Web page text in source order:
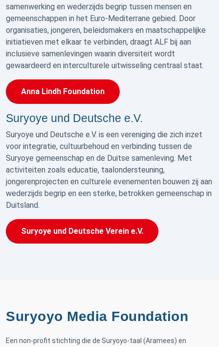
samenwerking en wederzijds begrip tussen mensen en
gemeenschappen in het Euro-Mediterrane gebied. Door
organisaties, jongeren, beleidsmakers en maatschappelijke
initiatieven met elkaar te verbinden, draagt ALF bij aan
inclusieve samenlevingen waarin diversiteit wordt
gewaardeerd en interculturele uitwisseling centraal staat.
Anna Lindh Foundation
Suryoye und Deutsche e.V.
Suryoye und Deutsche e.V. is een vereniging die zich inzet
voor integratie, cultuurbehoud en verbinding tussen de
Suryoye gemeenschap en de Duitse samenleving. Met
activiteiten zoals educatie, taalondersteuning,
jongerenprojecten en culturele evenementen bouwen zij aan
wederzijds begrip en een sterke, betrokken gemeenschap in
Duitsland.
Suryoye und Deutsche Verein e.V.
Suryoyo Media Foundation
Een non-profit stichting die de Suryoyo-taal (Aramees) en